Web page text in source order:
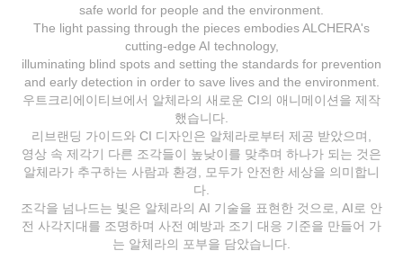
safe world for people and the environment.
The light passing through the pieces embodies ALCHERA's
cutting-edge AI technology,
illuminating blind spots and setting the standards for prevention
and early detection in order to save lives and the environment.
우트크리에이티브에서 알체라의 새로운 CI의 애니메이션을 제작
했습니다.
리브랜딩 가이드와 CI 디자인은 알체라로부터 제공 받았으며,
영상 속 제각기 다른 조각들이 높낮이를 맞추며 하나가 되는 것은
알체라가 추구하는 사람과 환경, 모두가 안전한 세상을 의미합니
다.
조각을 넘나드는 빛은 알체라의 AI 기술을 표현한 것으로, AI로 안
전 사각지대를 조명하며 사전 예방과 조기 대응 기준을 만들어 가
는 알체라의 포부을 담았습니다.